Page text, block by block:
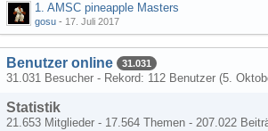
1. AMSC pineapple Masters
gosu - 17. Juli 2017
Benutzer online 31.031
31.031 Besucher - Rekord: 112 Benutzer (5.
Statistik
21.653 Mitglieder - 17.564 Themen - 207.022